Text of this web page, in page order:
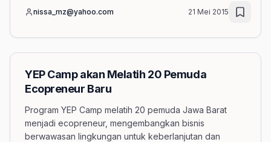
nissa_mz@yahoo.com 21 Mei 2015
YEP Camp akan Melatih 20 Pemuda
Ecopreneur Baru
Program YEP Camp melatih 20 pemuda Jawa Barat
menjadi ecopreneur, mengembangkan bisnis
berwawasan lingkungan untuk keberlanjutan dan